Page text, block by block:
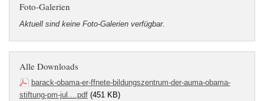
Foto-Galerien
Aktuell sind keine Foto-Galerien verfügbar.
Alle Downloads
barack-obama-er-ffnete-bildungszentrum-der-auma-obama-
stiftung-pm-jul....pdf(451 KB)